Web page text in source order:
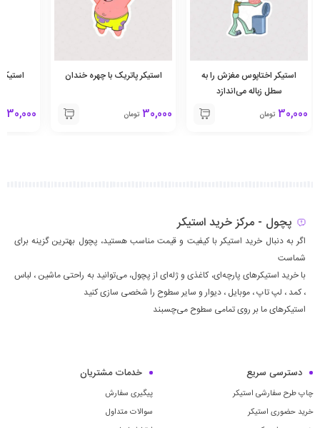
استیکر اختاپوس مغزش را به
سطل زباله می‌اندازد
30,000 تومان
استیکر پاتریک با چهره خندان
30,000 تومان 30,000
پچول - مرکز خرید استیکر
اگر به دنبال خرید استیکر با کیفیت و قیمت مناسب هستید، پچول بهترین گزینه برای
شماست
با خرید استیکرهای پارچه‌ای، کاغذی و ژله‌ای از پچول، می‌توانید به راحتی ماشين ، لباس
، كمد ، لپ تاپ ، موبايل ، ديوار و سایر سطوح را شخصی سازی کنید
استیکرهای ما بر روی تمامی سطوح می‌چسبند
دسترسی سریع
چاپ طرح سفارشی استیکر
خرید حضوری استیکر
خدمات مشتریان
پیگیری سفارش
سوالات متداول